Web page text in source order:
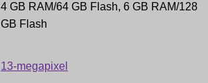
4 GB RAM/64 GB Flash, 6 GB RAM/128
GB Flash
13-megapixel